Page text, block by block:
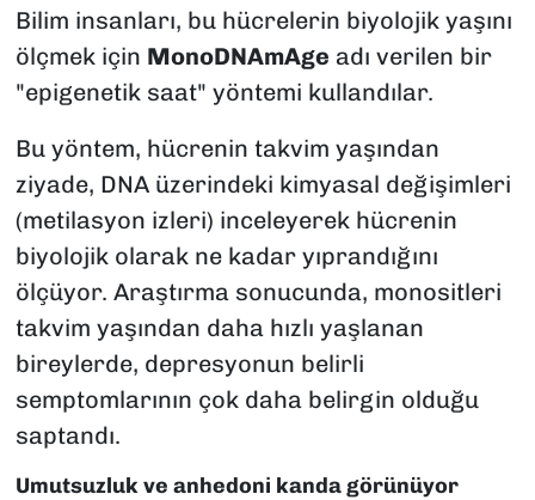
Bilim insanları, bu hücrelerin biyolojik yaşını
ölçmek için MonoDNAmAge adı verilen bir
"epigenetik saat" yöntemi kullandılar.
Bu yöntem, hücrenin takvim yaşından
ziyade, DNA üzerindeki kimyasal değişimleri
(metilasyon izleri) inceleyerek hücrenin
biyolojik olarak ne kadar yıprandığını
ölçüyor. Araştırma sonucunda, monositleri
takvim yaşından daha hızlı yaşlanan
bireylerde, depresyonun belirli
semptomlarının çok daha belirgin olduğu
saptandı.
Umutsuzluk ve anhedoni kanda görünüyor